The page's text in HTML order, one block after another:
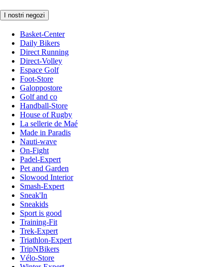
I nostri negozi
Basket-Center
Daily Bikers
Direct Running
Direct-Volley
Espace Golf
Foot-Store
Galoppostore
Golf and co
Handball-Store
House of Rugby
La sellerie de Maé
Made in Paradis
Nauti-wave
On-Fight
Padel-Expert
Pet and Garden
Slowood Interior
Smash-Expert
Sneak'In
Sneakids
Sport is good
Training-Fit
Trek-Expert
Triathlon-Expert
TripNBikers
Vélo-Store